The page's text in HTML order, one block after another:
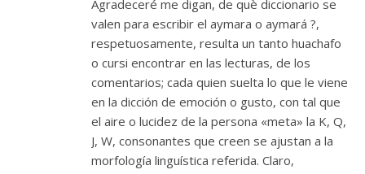
Agradeceré me digan, de què diccionario se
valen para escribir el aymara o aymará ?,
respetuosamente, resulta un tanto huachafo
o cursi encontrar en las lecturas, de los
comentarios; cada quien suelta lo que le viene
en la dicción de emoción o gusto, con tal que
el aire o lucidez de la persona «meta» la K, Q,
J, W, consonantes que creen se ajustan a la
morfología linguística referida. Claro,